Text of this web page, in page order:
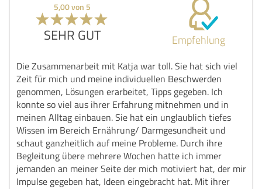
5,00 von 5
SEHR GUT Empfehlung
Die Zusammenarbeit mit Katja war toll. Sie hat sich viel
Zeit für mich und meine individuellen Beschwerden
genommen, Lösungen erarbeitet, Tipps gegeben. Ich
konnte so viel aus ihrer Erfahrung mitnehmen und in
meinen Alltag einbauen. Sie hat ein unglaublich tiefes
Wissen im Bereich Ernährung/ Darmgesundheit und
schaut ganzheitlich auf meine Probleme. Durch ihre
Begleitung übere mehrere Wochen hatte ich immer
jemanden an meiner Seite der mich motiviert hat, der mir
Impulse gegeben hat, Ideen eingebracht hat. Mit ihrer